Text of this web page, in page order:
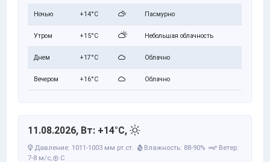
Ночью +14°C Пасмурно
Утром +15°C Небольшая облачность
Днем +17°C Облачно
Вечером +16°C Облачно
11.08.2026, Вт: +14°C,
Давление: 1011-1003 мм рт.ст. Влажность: 88-90%
Ветер:
7-8 м/с,
С